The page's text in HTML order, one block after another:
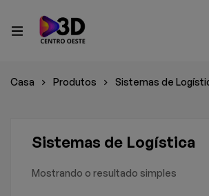
Casa Produtos Sistemas de
Sistemas de Logística
Mostrando o resultado simples